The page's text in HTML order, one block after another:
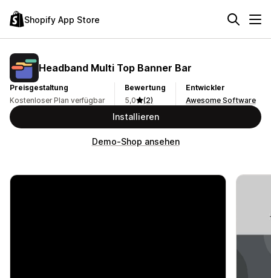
Shopify App Store
Headband Multi Top Banner Bar
Preisgestaltung
Kostenloser Plan verfügbar
Bewertung
5,0
(2)
Entwickler
Awesome Software
Installieren
Demo-Shop ansehen